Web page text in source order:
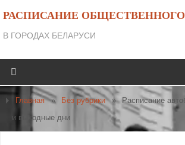
РАСПИСАНИЕ
В ГОРОДАХ БЕЛАРУСИ
Главная » Без рубрики » Расписание
и выходные дни